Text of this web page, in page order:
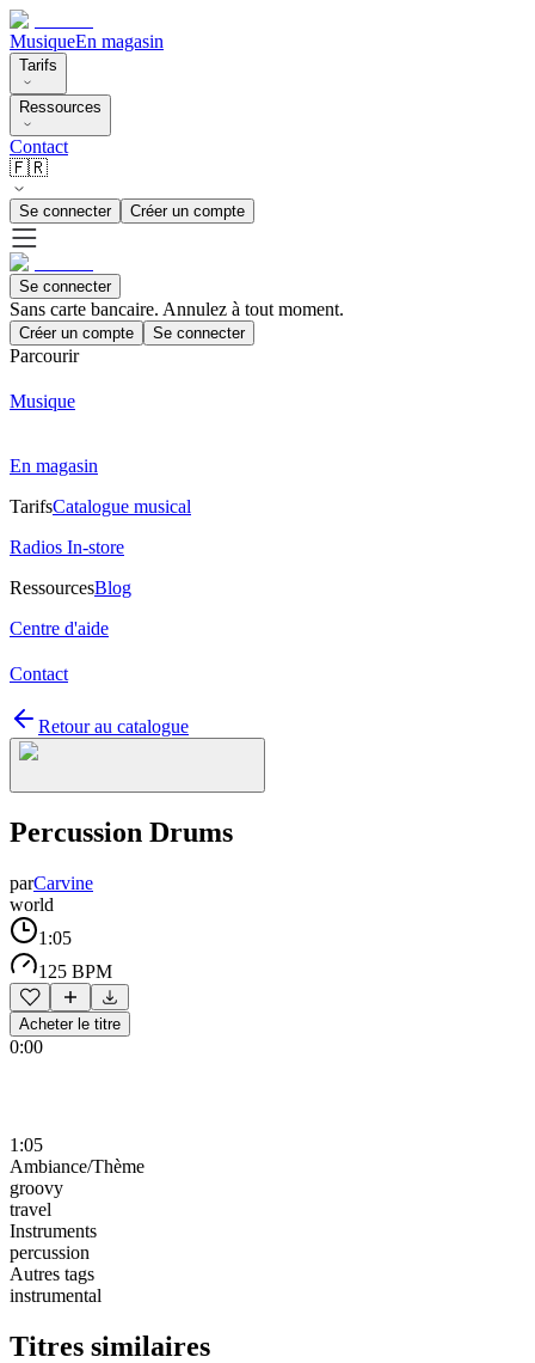
MusiqueEn magasin
Tarifs
Ressources
Contact
🇫🇷
Se connecter Créer un compte
Se connecter
Sans carte bancaire. Annulez à tout moment.
Créer un compte Se connecter
Parcourir
Musique
En magasin
TarifsCatalogue musical
Radios In-store
RessourcesBlog
Centre d'aide
Contact
Retour au catalogue
Percussion Drums
parCarvine
world
1:05
125 BPM
Acheter le titre
0:00
1:05
Ambiance/Thème
groovy
travel
Instruments
percussion
Autres tags
instrumental
Titres similaires